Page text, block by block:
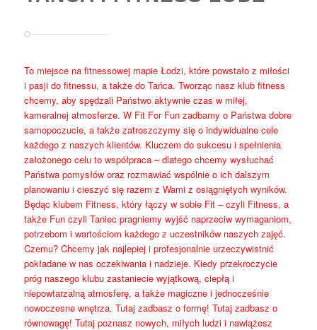
To miejsce na fitnessowej mapie Łodzi, które powstało z miłości
i pasji do fitnessu, a także do Tańca. Tworząc nasz klub fitness
chcemy, aby spędzali Państwo aktywnie czas w miłej,
kameralnej atmosferze. W Fit For Fun zadbamy o Państwa dobre
samopoczucie, a także zatroszczymy się o indywidualne cele
każdego z naszych klientów. Kluczem do sukcesu i spełnienia
założonego celu to współpraca – dlatego chcemy wysłuchać
Państwa pomysłów oraz rozmawiać wspólnie o ich dalszym
planowaniu i cieszyć się razem z Wami z osiągniętych wyników.
Będąc klubem Fitness, który łączy w sobie Fit – czyli Fitness, a
także Fun czyli Taniec pragniemy wyjść naprzeciw wymaganiom,
potrzebom i wartościom każdego z uczestników naszych zajęć.
Czemu? Chcemy jak najlepiej i profesjonalnie urzeczywistnić
pokładane w nas oczekiwania i nadzieje. Kiedy przekroczycie
próg naszego klubu zastaniecie wyjątkową, ciepłą i
niepowtarzalną atmosferę, a także magiczne i jednocześnie
nowoczesne wnętrza. Tutaj zadbasz o formę! Tutaj zadbasz o
równowagę! Tutaj poznasz nowych, miłych ludzi i nawiążesz